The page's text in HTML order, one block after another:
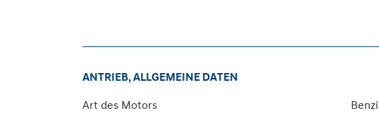
ANTRIEB, ALLGEMEINE DATEN
Art des Motors